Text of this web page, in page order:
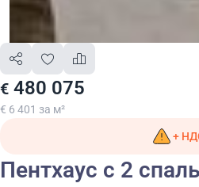
€ 480 075
€ 6 401 за м²
+
Пентхаус с 2